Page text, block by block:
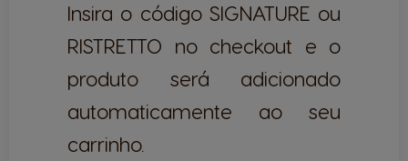
Insira o código SIGNATURE ou
RISTRETTO no checkout e o
produto será adicionado
automaticamente ao seu
carrinho.